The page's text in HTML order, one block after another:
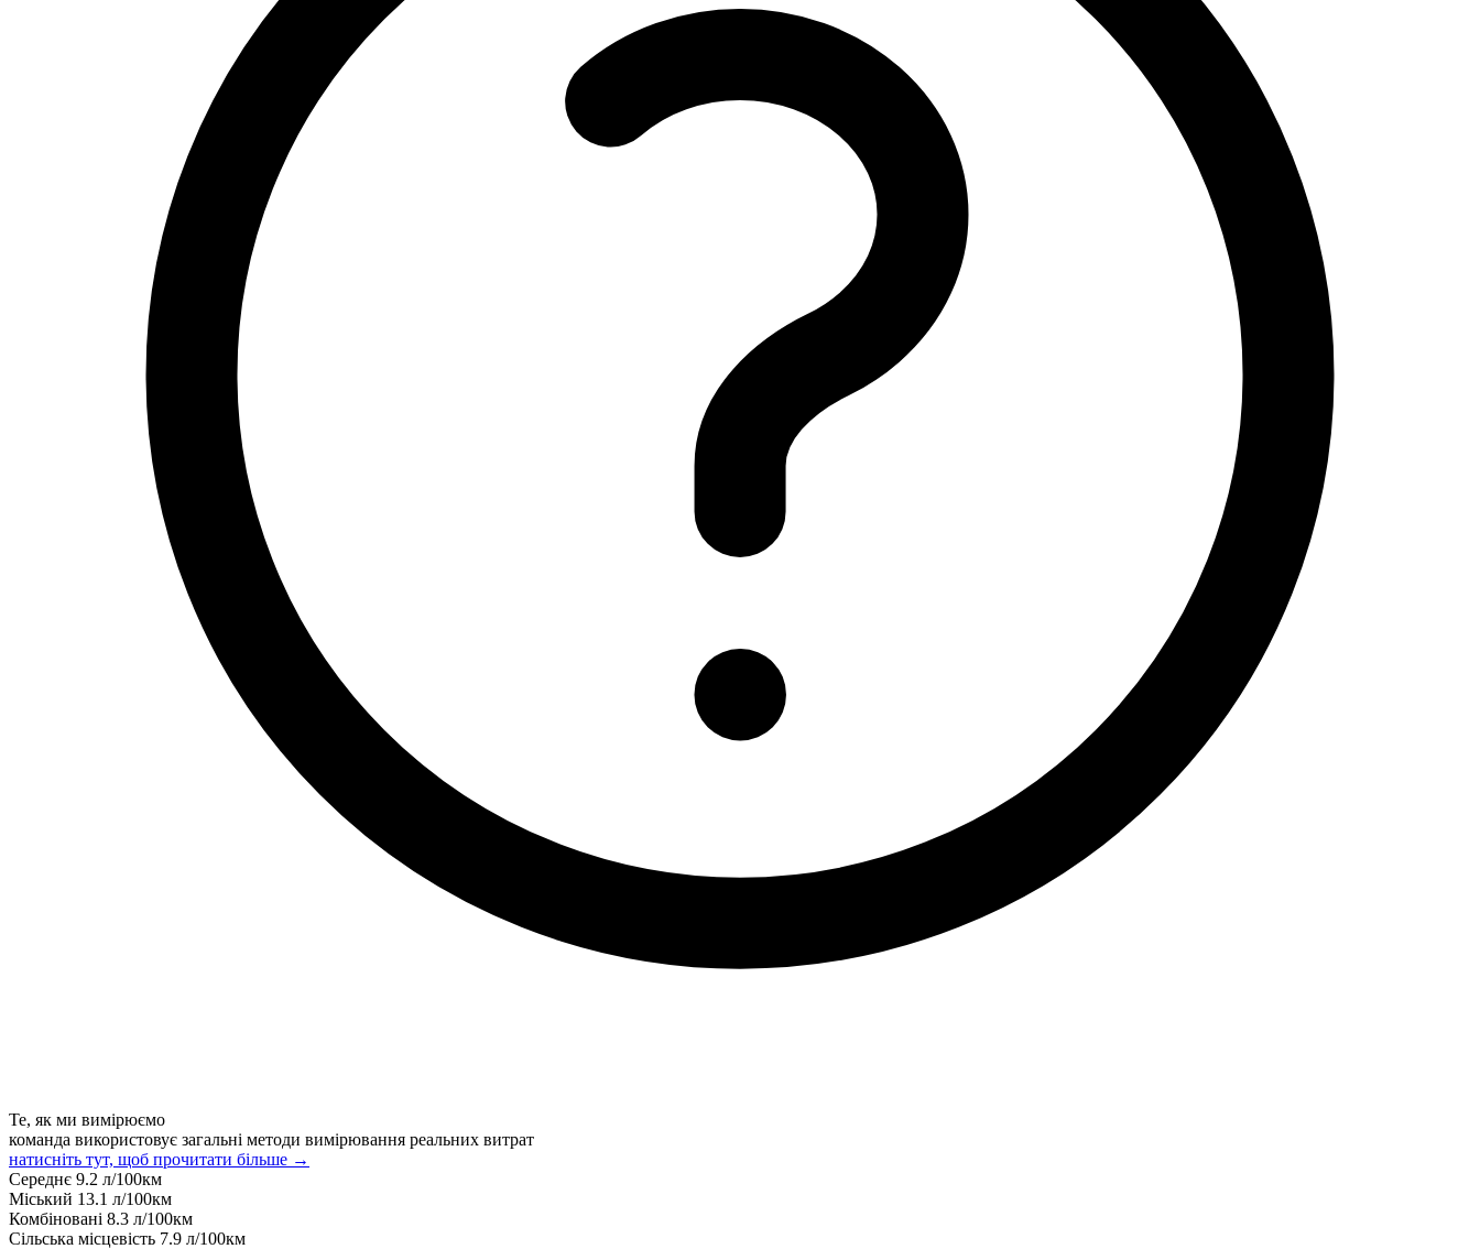
Те, як ми вимірюємо
команда використовує загальні методи вимірювання реальних витрат
натисніть тут, щоб прочитати більше →
Середнє 9.2 л/100км
Міський 13.1 л/100км
Комбіновані 8.3 л/100км
Сільська місцевість 7.9 л/100км